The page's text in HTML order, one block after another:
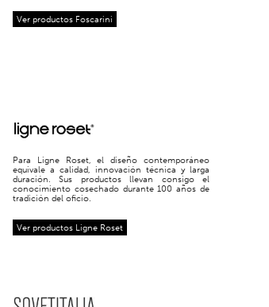
Ver productos Foscarini
Para Ligne Roset, el diseño contemporáneo
equivale a calidad, innovación técnica y larga
duración. Sus productos llevan consigo el
conocimiento cosechado durante 100 años de
tradición del oficio.
Ver productos Ligne Roset